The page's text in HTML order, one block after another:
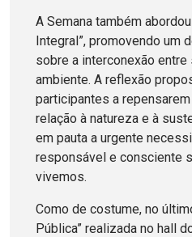
A Semana também
Integral”, promovendo um
sobre a interconexão
ambiente. A reflexão
participantes a
relação à natureza e à
em pauta a urgente
responsável e consciente
vivemos.
Como de costume, no
Pública” realizada no hall